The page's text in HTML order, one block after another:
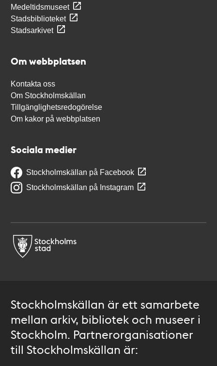
Medeltidsmuseet
Stadsbiblioteket
Stadsarkivet
Om webbplatsen
Kontakta oss
Om Stockholmskällan
Tillgänglighetsredogörelse
Om kakor på webbplatsen
Sociala medier
Stockholmskällan på Facebook
Stockholmskällan på Instagram
Stockholmskällan är ett samarbete
mellan arkiv, bibliotek och museer i
Stockholm. Partnerorganisationer
till Stockholmskällan är: